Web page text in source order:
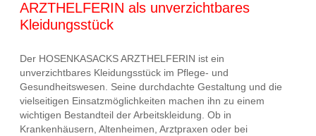
ARZTHELFERIN als unverzichtbares
Kleidungsstück
Der HOSENKASACKS ARZTHELFERIN ist ein
unverzichtbares Kleidungsstück im Pflege- und
Gesundheitswesen. Seine durchdachte Gestaltung und die
vielseitigen Einsatzmöglichkeiten machen ihn zu einem
wichtigen Bestandteil der Arbeitskleidung. Ob in
Krankenhäusern, Altenheimen, Arztpraxen oder bei